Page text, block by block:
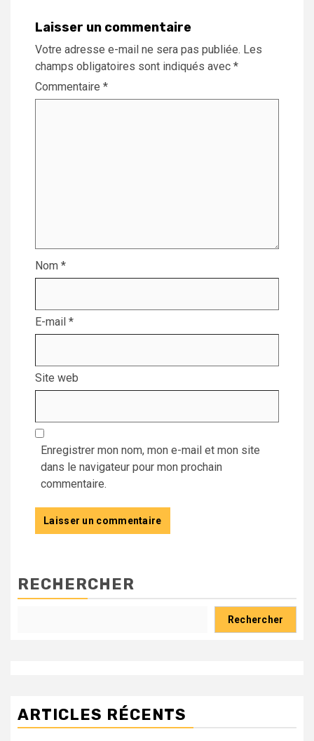
Laisser un commentaire
Votre adresse e-mail ne sera pas publiée. Les
champs obligatoires sont indiqués avec *
Commentaire *
Nom *
E-mail *
Site web
Enregistrer mon nom, mon e-mail et mon site
dans le navigateur pour mon prochain
commentaire.
RECHERCHER
Rechercher
ARTICLES RÉCENTS